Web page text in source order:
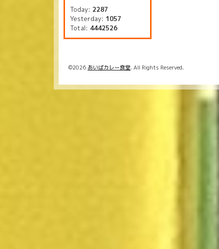
Today: 2287
Yesterday: 1057
Total: 4442526
©2026 あいばカレー食堂. All Rights Reserved.